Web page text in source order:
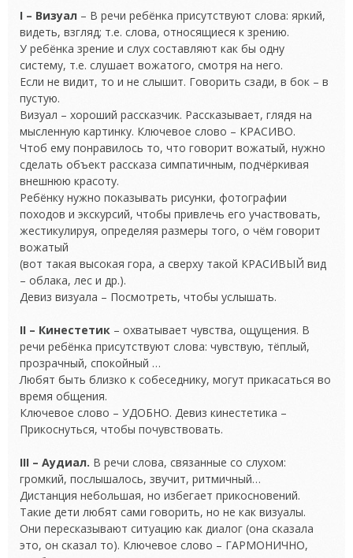
I – Визуал – В речи ребёнка присутствуют слова: яркий,
видеть, взгляд; т.е. слова, относящиеся к зрению.
У ребёнка зрение и слух составляют как бы одну
систему, т.е. слушает вожатого, смотря на него.
Если не видит, то и не слышит. Говорить сзади, в бок – в
пустую.
Визуал – хороший рассказчик. Рассказывает, глядя на
мысленную картинку. Ключевое слово – КРАСИВО.
Чтоб ему понравилось то, что говорит вожатый, нужно
сделать объект рассказа симпатичным, подчёркивая
внешнюю красоту.
Ребёнку нужно показывать рисунки, фотографии
походов и экскурсий, чтобы привлечь его участвовать,
жестикулируя, определяя размеры того, о чём говорит
вожатый
(вот такая высокая гора, а сверху такой КРАСИВЫЙ вид
– облака, лес и др.).
Девиз визуала – Посмотреть, чтобы услышать.
II – Кинестетик – охватывает чувства, ощущения. В
речи ребёнка присутствуют слова: чувствую, тёплый,
прозрачный, спокойный …
Любят быть близко к собеседнику, могут прикасаться во
время общения.
Ключевое слово – УДОБНО. Девиз кинестетика –
Прикоснуться, чтобы почувствовать.
III – Аудиал. В речи слова, связанные со слухом:
громкий, послышалось, звучит, ритмичный…
Дистанция небольшая, но избегает прикосновений.
Такие дети любят сами говорить, но не как визуалы.
Они пересказывают ситуацию как диалог (она сказала
это, он сказал то). Ключевое слово – ГАРМОНИЧНО,